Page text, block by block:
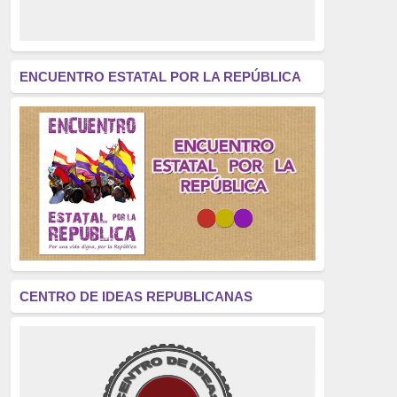
América Latina
(305)
Exhumación
(304)
Golpe de Estado
(304)
Brigadas Internacionales
(303)
pensamiento
(294)
Revisionismo
(289)
La Transición
(275)
educación pública
(270)
ENCUENTRO ESTATAL POR LA REPÚBLICA
CENTRO DE IDEAS REPUBLICANAS